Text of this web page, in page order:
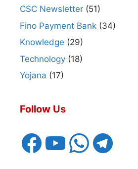
CSC Newsletter (51)
Fino Payment Bank (34)
Knowledge (29)
Technology (18)
Yojana (17)
Follow Us
FacebookYouTubeWhatsAppTelegram